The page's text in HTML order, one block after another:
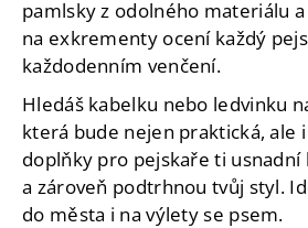
pamlsky z odolného materiálu
na exkrementy ocení každý
každodenním venčení.
Hledáš kabelku nebo ledvinku
která bude nejen praktická, ale
doplňky pro pejskaře ti usnadní
a zároveň podtrhnou tvůj styl.
do města i na výlety se psem.